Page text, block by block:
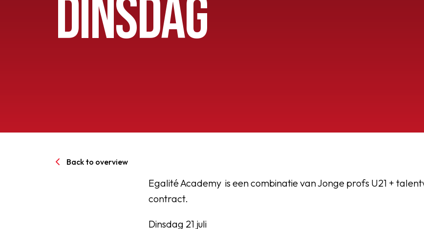
Senioren
Clubinfo
SPORTPARK GOED GENOEG
LIDMAATSCHAP
DINSDAG
Back to overview
Egalité Academy is een combinatie van Jonge profs U21 +
contract.
Dinsdag 21 juli